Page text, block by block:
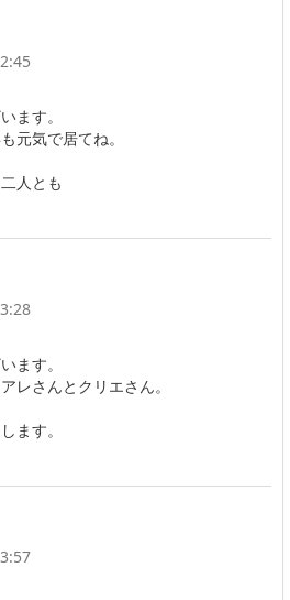
ます。
元気で居てね。
人とも
ます。
レさんとクリエさん。
ます。